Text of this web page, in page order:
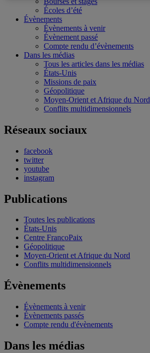
Écoles d’été
Évènements
Évènements à venir
Évènement passé
Compte rendu d’évènements
Dans les médias
Tous les articles dans les médias
États-Unis
Missions de paix
Géopolitique
Moyen-Orient et Afrique du Nord
Conflits multidimensionnels
Réseaux sociaux
facebook
twitter
youtube
instagram
Publications
Toutes les publications
États-Unis
Centre FrancoPaix
Géopolitique
Moyen-Orient et Afrique du Nord
Conflits multidimensionnels
Évènements
Évènements à venir
Évènements passés
Compte rendu d'évènements
Dans les médias